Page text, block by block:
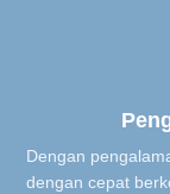
Dengan
dengan cepat